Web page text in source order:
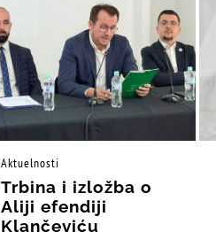
Aktuelnosti
Trbina i izložba o
Aliji efendiji
Klančeviću